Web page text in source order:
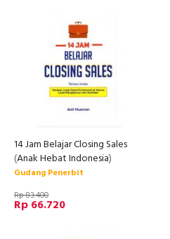
14 Jam Belajar Closing Sales
(Anak Hebat Indonesia)
Gudang Penerbit
Rp 83.400
Rp 66.720